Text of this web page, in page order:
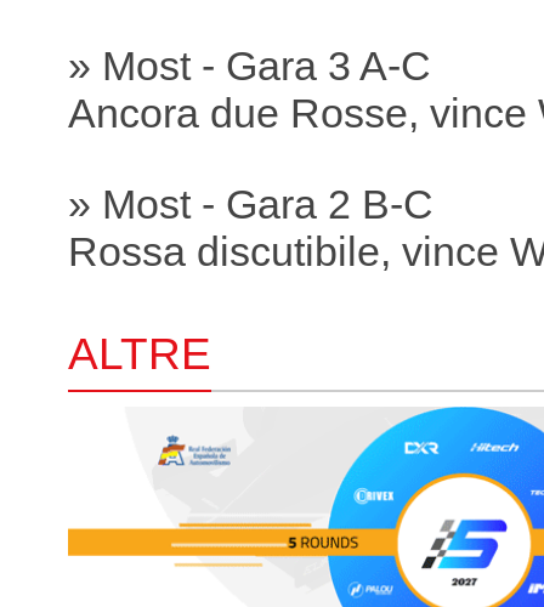
» Most - Gara 3 A-C
Ancora due Rosse, vince
» Most - Gara 2 B-C
Rossa discutibile, vince
ALTRE